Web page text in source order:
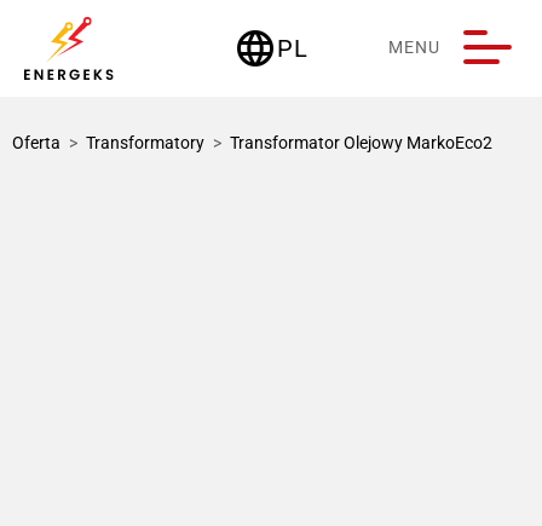
languagePL
Deutschland MENU
Oferta > Transformatory > Transformator Olejowy MarkoEco2